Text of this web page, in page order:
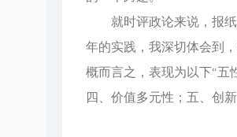
就时评政论来说，报纸
年的实践，我深切体会到
概而言之，表现为以下“五
四、价值多元性；五、创新